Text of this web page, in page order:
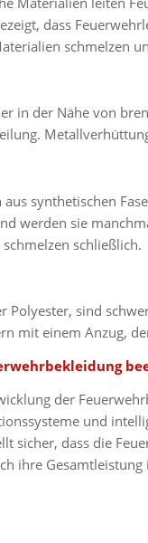
dass
schmelzen
in der Nähe von
synthetischen
werden sie
schließlich.
sind
mit einem Anzug,
der
und
sicher, dass die
ihre Gesamtleistung